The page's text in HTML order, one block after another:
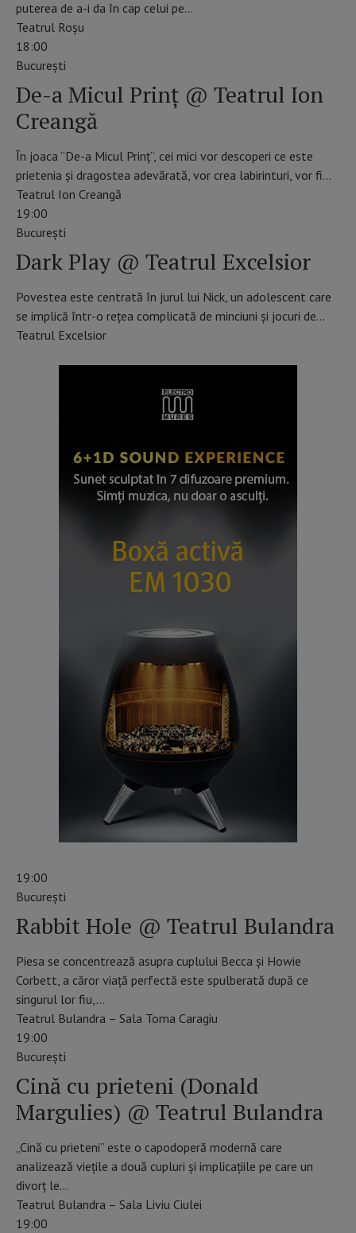
puterea de a-i da în cap celui pe…
Teatrul Roșu
18:00
Bucureşti
De-a Micul Prinț @ Teatrul Ion
Creangă
În joaca ”De-a Micul Prinț”, cei mici vor descoperi ce este
prietenia și dragostea adevărată, vor crea labirinturi, vor fi…
Teatrul Ion Creangă
19:00
Bucureşti
Dark Play @ Teatrul Excelsior
Povestea este centrată în jurul lui Nick, un adolescent care
se implică într-o rețea complicată de minciuni și jocuri de…
Teatrul Excelsior
19:00
Bucureşti
Rabbit Hole @ Teatrul Bulandra
Piesa se concentrează asupra cuplului Becca și Howie
Corbett, a căror viață perfectă este spulberată după ce
singurul lor fiu,…
Teatrul Bulandra – Sala Toma Caragiu
19:00
Bucureşti
Cină cu prieteni (Donald
Margulies) @ Teatrul Bulandra
„Cină cu prieteni” este o capodoperă modernă care
analizează viețile a două cupluri și implicațiile pe care un
divorț le…
Teatrul Bulandra – Sala Liviu Ciulei
19:00